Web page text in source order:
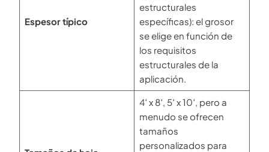
Espesor típico
estructurales
específicas): el grosor
se elige en función de
los requisitos
estructurales de la
aplicación.
4′ x 8′, 5′ x 10′, pero a
menudo se ofrecen
tamaños
personalizados para